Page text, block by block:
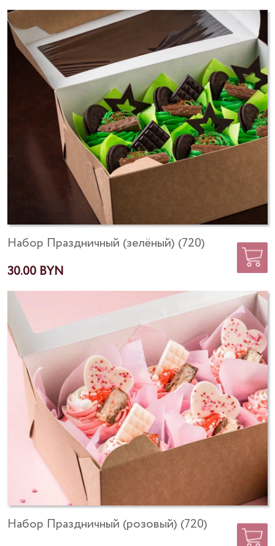
Набор Праздничный (зелёный) (720)
30.00
Набор Праздничный (розовый) (720)